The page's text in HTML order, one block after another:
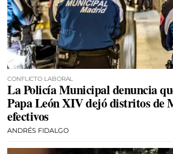
CONFLICTO LABORAL
La Policía Municipal denuncia
Papa León XIV dejó distritos de
efectivos
ANDRÉS FIDALGO